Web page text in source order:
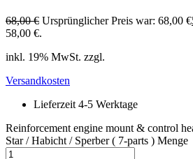
68,00€ Ursprünglicher Preis war: 68,00 €
58,00 €.
inkl. 19% MwSt. zzgl.
Versandkosten
Lieferzeit 4-5 Werktage
Reinforcement engine mount & control
Star / Habicht / Sperber ( 7-parts ) Menge